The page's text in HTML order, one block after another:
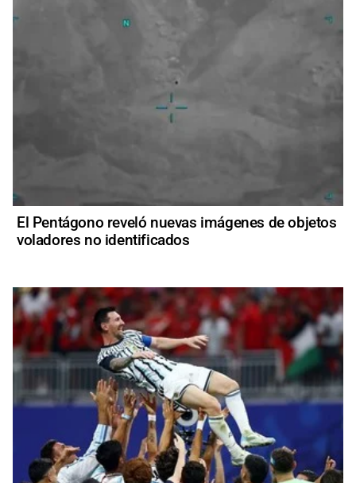
El Pentágono reveló nuevas imágenes de objetos
voladores no identificados